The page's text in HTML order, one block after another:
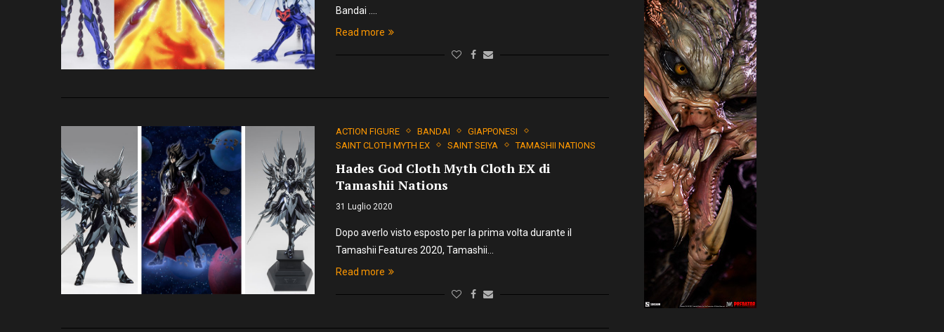
Bandai .…
Read more
ACTION FIGURE BANDAI
GIAPPONESI
SAINT CLOTH MYTH EX
SAINT SEIYA TAMASHII NATIONS
Hades God Cloth Myth Cloth EX di
Tamashii Nations
31 Luglio 2020
Dopo averlo visto esposto per la prima volta durante il
Tamashii Features 2020, Tamashii…
Read more